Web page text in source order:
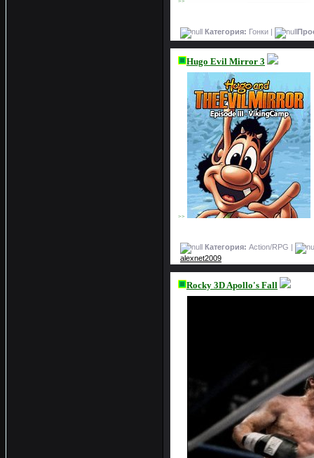
Категория: Гонки |
Hugo Evil Mirror 3
>>
Категория: Action/RPG |
alexnet2009
Rocky 3D Apollo's Fall